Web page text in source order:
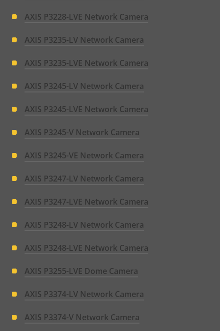
AXIS P3228-LVE Network Camera
AXIS P3235-LV Network Camera
AXIS P3235-LVE Network Camera
AXIS P3245-LV Network Camera
AXIS P3245-LVE Network Camera
AXIS P3245-V Network Camera
AXIS P3245-VE Network Camera
AXIS P3247-LV Network Camera
AXIS P3247-LVE Network Camera
AXIS P3248-LV Network Camera
AXIS P3248-LVE Network Camera
AXIS P3255-LVE Dome Camera
AXIS P3374-LV Network Camera
AXIS P3374-V Network Camera